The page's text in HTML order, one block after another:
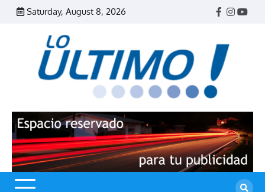
Skip
Saturday, August 8, 2026
Facebook